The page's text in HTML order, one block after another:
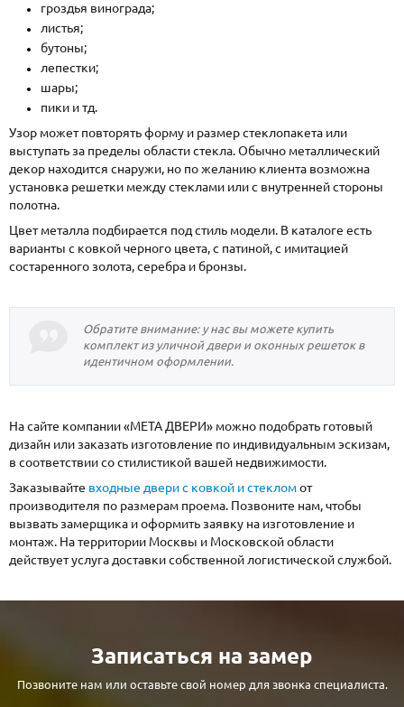
О НАС
КОНТАКТЫ
Металлические двери от производителя с доставкой и установкой в
Москве и МО
НАЙТИ:
+7 (495) 411-44-41
INFO@META-M.RU
Каталог Распродажа
гроздья винограда;
листья;
бутоны;
лепестки;
шары;
пики и тд.
Узор может повторять форму и размер стеклопакета или
выступать за пределы области стекла. Обычно металлический
декор находится снаружи, но по желанию клиента возможна
установка решетки между стеклами или с внутренней стороны
полотна.
Цвет металла подбирается под стиль модели. В каталоге есть
варианты с ковкой черного цвета, с патиной, с имитацией
состаренного золота, серебра и бронзы.
Обратите внимание: у нас вы можете купить
комплект из уличной двери и оконных решеток в
идентичном оформлении.
На сайте компании «МЕТА ДВЕРИ» можно подобрать готовый
дизайн или заказать изготовление по индивидуальным эскизам,
в соответствии со стилистикой вашей недвижимости.
Заказывайте входные двери с ковкой и стекломот
производителя по размерам проема. Позвоните нам, чтобы
вызвать замерщика и оформить заявку на изготовление и
монтаж. На территории Москвы и Московской области
действует услуга доставки собственной логистической службой.
Записаться на замер
Позвоните нам или оставьте свой номер для звонка специалиста.